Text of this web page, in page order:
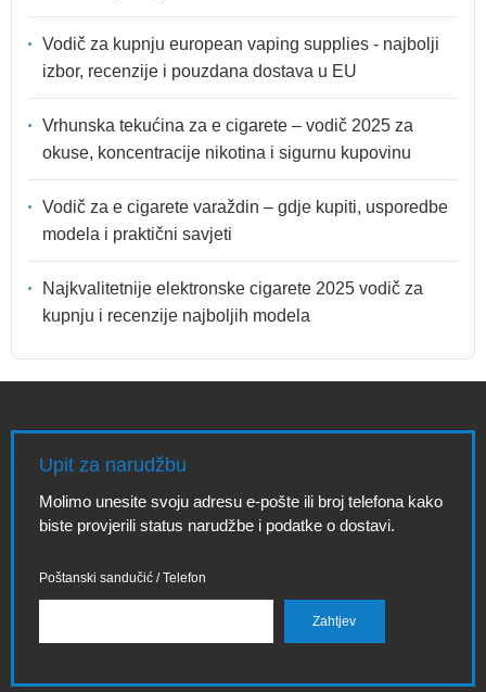
Vodič za kupnju european vaping supplies - najbolji
izbor, recenzije i pouzdana dostava u EU
Vrhunska tekućina za e cigarete – vodič 2025 za
okuse, koncentracije nikotina i sigurnu kupovinu
Vodič za e cigarete varaždin – gdje kupiti, usporedbe
modela i praktični savjeti
Najkvalitetnije elektronske cigarete 2025 vodič za
kupnju i recenzije najboljih modela
Upit za narudžbu
Molimo unesite svoju adresu e-pošte ili broj telefona kako
biste provjerili status narudžbe i podatke o dostavi.
Poštanski sandučić / Telefon